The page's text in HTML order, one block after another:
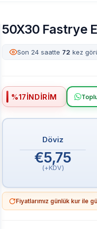
50X30 Fastrye
Son 24 saatte 72 kez
%17İNDIRIM
Döviz
€5,75
(+KDV)
Fiyatlarımız günlük kur ile